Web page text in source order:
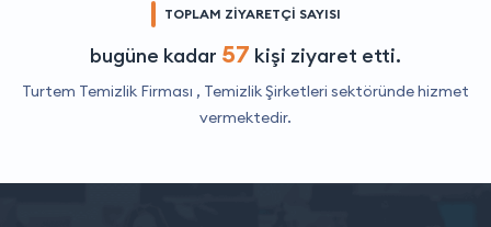
TOPLAM ZİYARETÇİ SAYISI
bugüne kadar 57 kişi ziyaret etti.
Turtem Temizlik Firması , Temizlik Şirketleri sektöründe hizmet
vermektedir.